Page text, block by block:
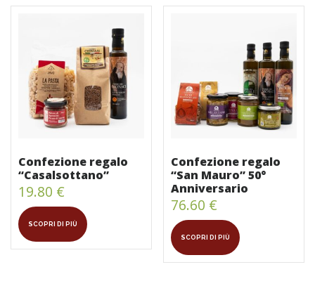
Confezione regalo
“Casalsottano”
19.80 €
SCOPRI DI PIÙ
Confezione regalo
“San Mauro” 50°
Anniversario
76.60 €
SCOPRI DI PIÙ